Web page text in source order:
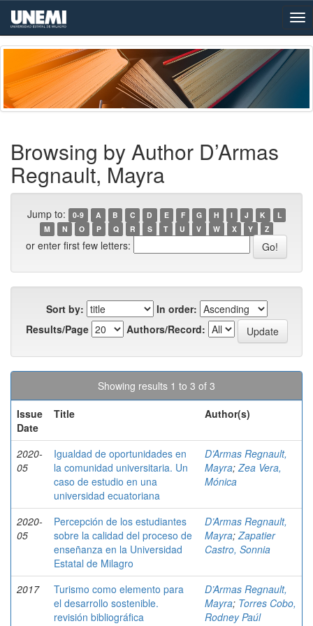
Skip
navigation
Browsing by Author D’Armas
Regnault, Mayra
Jump to: 0-9 A B C D E F G H I J K
L
M
N O P Q R S T U V W X Y Z
or enter first few letters:
Sort by:
In order:
Results/Page
Authors/Record:
Showing results 1 to 3 of 3
Issue
Date
Title Author(s)
2020-
05
Igualdad de oportunidades en
la comunidad universitaria. Un
caso de estudio en una
universidad ecuatoriana
D’Armas Regnault,
Mayra; Zea Vera,
Mónica
2020-
05
Percepción de los estudiantes
sobre la calidad del proceso de
enseñanza en la Universidad
Estatal de Milagro
D’Armas Regnault,
Mayra; Zapatier
Castro, Sonnia
2017
Turismo como elemento para
el desarrollo sostenible.
revisión bibliográfica
D’Armas Regnault,
Mayra; Torres Cobo,
Rodney Paúl